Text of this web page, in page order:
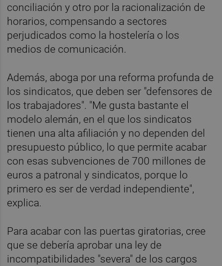
conciliación y otro por la racionalización de
horarios, compensando a sectores
perjudicados como la hostelería o los
medios de comunicación.
Además, aboga por una reforma profunda de
los sindicatos, que deben ser "defensores de
los trabajadores". "Me gusta bastante el
modelo alemán, en el que los sindicatos
tienen una alta afiliación y no dependen del
presupuesto público, lo que permite acabar
con esas subvenciones de 700 millones de
euros a patronal y sindicatos, porque lo
primero es ser de verdad independiente",
explica.
Para acabar con las puertas giratorias, cree
que se debería aprobar una ley de
incompatibilidades "severa" de los cargos